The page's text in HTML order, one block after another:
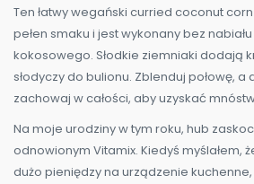
Ten łatwy wegański curried coconut
pełen smaku i jest wykonany bez
kokosowego. Słodkie ziemniaki dodają
słodyczy do bulionu. Zblenduj połowę, a
zachowaj w całości, aby uzyskać
Na moje urodziny w tym roku, hub
odnowionym Vitamix. Kiedyś myślałem,
dużo pieniędzy na urządzenie